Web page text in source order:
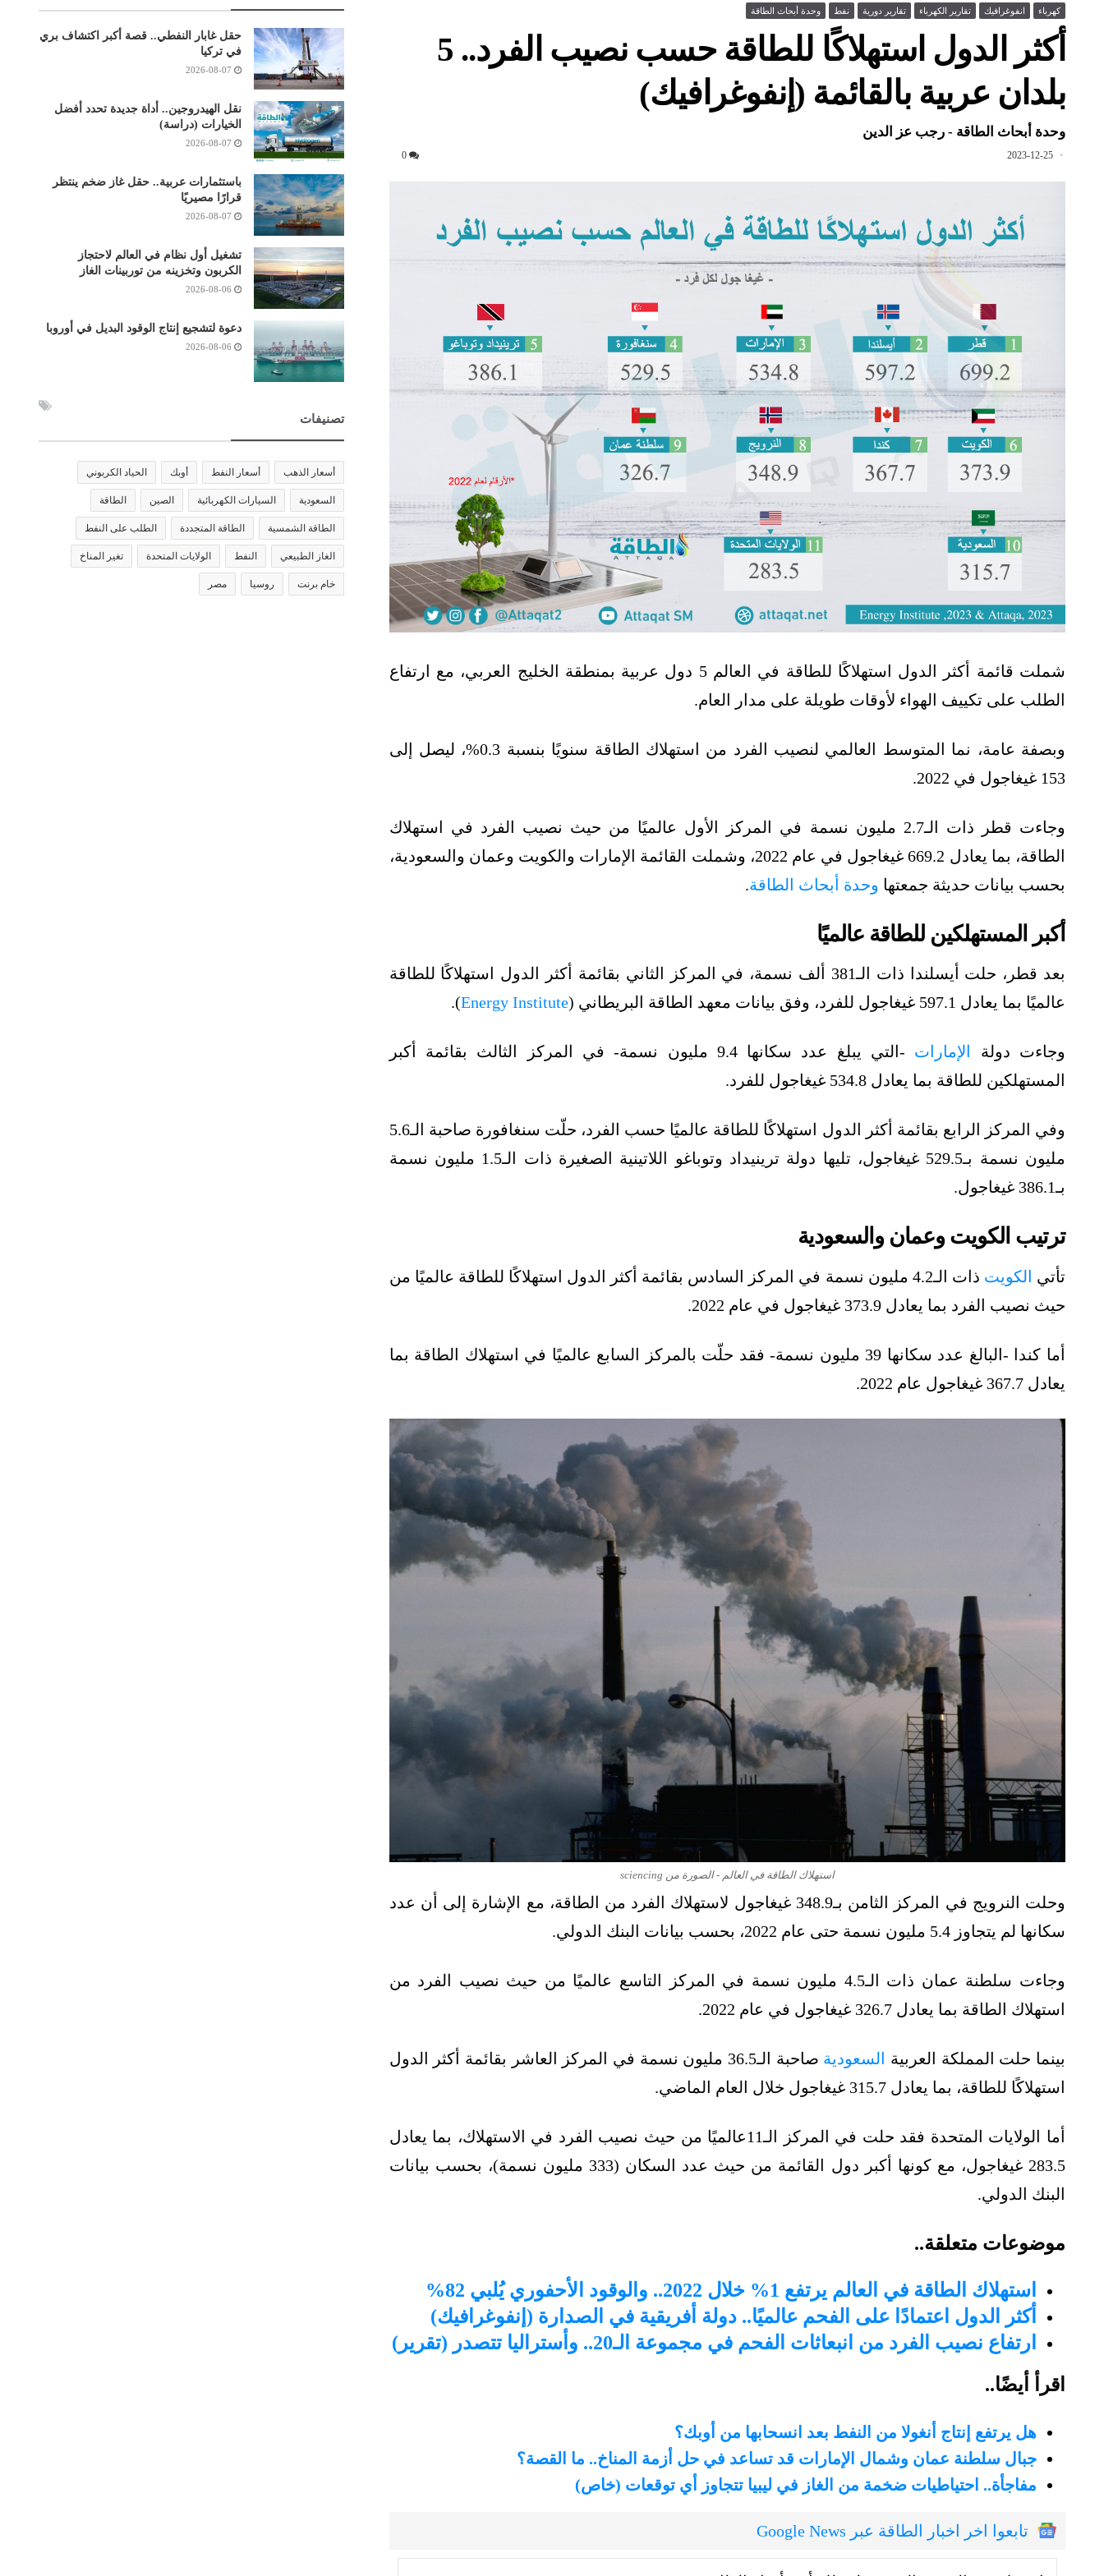
كهرباء انفوغرافيك تقارير الكهرباء تقارير دورية نفط وحدة أبحاث الطاقة
أكثر الدول استهلاكًا للطاقة حسب نصيب الفرد.. 5
بلدان عربية بالقائمة (إنفوغرافيك)
وحدة أبحاث الطاقة - رجب عز الدين
2023-12-25
0
شملت قائمة أكثر الدول استهلاكًا للطاقة في العالم 5 دول عربية بمنطقة الخليج العربي، مع ارتفاع
الطلب على تكييف الهواء لأوقات طويلة على مدار العام.
وبصفة عامة، نما المتوسط العالمي لنصيب الفرد من استهلاك الطاقة سنويًا بنسبة 0.3%، ليصل إلى
153 غيغاجول في 2022.
وجاءت قطر ذات الـ2.7 مليون نسمة في المركز الأول عالميًا من حيث نصيب الفرد في استهلاك
الطاقة، بما يعادل 669.2 غيغاجول في عام 2022، وشملت القائمة الإمارات والكويت وعمان والسعودية،
بحسب بيانات حديثة جمعتها وحدة أبحاث الطاقة.
أكبر المستهلكين للطاقة عالميًا
بعد قطر، حلت أيسلندا ذات الـ381 ألف نسمة، في المركز الثاني بقائمة أكثر الدول استهلاكًا للطاقة
عالميًا بما يعادل 597.1 غيغاجول للفرد، وفق بيانات معهد الطاقة البريطاني (
Energy Institute
).
وجاءت دولة الإمارات
-التي يبلغ عدد سكانها 9.4 مليون نسمة- في المركز الثالث بقائمة أكبر
المستهلكين للطاقة بما يعادل 534.8 غيغاجول للفرد.
وفي المركز الرابع بقائمة أكثر الدول استهلاكًا للطاقة عالميًا حسب الفرد، حلّت سنغافورة صاحبة الـ5.6
مليون نسمة بـ529.5 غيغاجول، تليها دولة ترينيداد وتوباغو اللاتينية الصغيرة ذات الـ1.5 مليون نسمة
بـ386.1 غيغاجول.
ترتيب الكويت وعمان والسعودية
تأتي الكويت
ذات الـ4.2 مليون نسمة في المركز السادس بقائمة أكثر الدول استهلاكًا للطاقة عالميًا من
حيث نصيب الفرد بما يعادل 373.9 غيغاجول في عام 2022.
أما كندا -البالغ عدد سكانها 39 مليون نسمة- فقد حلّت بالمركز السابع عالميًا في استهلاك الطاقة بما
يعادل 367.7 غيغاجول عام 2022.
استهلاك الطاقة في العالم - الصورة من sciencing
وحلت النرويج في المركز الثامن بـ348.9 غيغاجول لاستهلاك الفرد من الطاقة، مع الإشارة إلى أن عدد
سكانها لم يتجاوز 5.4 مليون نسمة حتى عام 2022، بحسب بيانات البنك الدولي.
وجاءت سلطنة عمان ذات الـ4.5 مليون نسمة في المركز التاسع عالميًا من حيث نصيب الفرد من
استهلاك الطاقة بما يعادل 326.7 غيغاجول في عام 2022.
بينما حلت المملكة العربية السعودية
صاحبة الـ36.5 مليون نسمة في المركز العاشر بقائمة أكثر الدول
استهلاكًا للطاقة، بما يعادل 315.7 غيغاجول خلال العام الماضي.
أما الولايات المتحدة فقد حلت في المركز الـ11عالميًا من حيث نصيب الفرد في الاستهلاك، بما يعادل
283.5 غيغاجول، مع كونها أكبر دول القائمة من حيث عدد السكان (333 مليون نسمة)، بحسب بيانات
البنك الدولي.
موضوعات متعلقة..
استهلاك الطاقة في العالم يرتفع 1% خلال 2022.. والوقود الأحفوري يُلبي 82%
أكثر الدول اعتمادًا على الفحم عالميًا.. دولة أفريقية في الصدارة (إنفوغرافيك)
ارتفاع نصيب الفرد من انبعاثات الفحم في مجموعة الـ20.. وأستراليا تتصدر (تقرير)
اقرأ أيضًا..
هل يرتفع إنتاج أنغولا من النفط بعد انسحابها من أوبك؟
جبال سلطنة عمان وشمال الإمارات قد تساعد في حل أزمة المناخ.. ما القصة؟
مفاجأة.. احتياطيات ضخمة من الغاز في ليبيا تتجاوز أي توقعات (خاص)
تابعوا اخر اخبار الطاقة عبر Google News
حقل غابار النفطي.. قصة أكبر اكتشاف بري
في تركيا
2026-08-07
نقل الهيدروجين.. أداة جديدة تحدد أفضل
الخيارات (دراسة)
2026-08-07
باستثمارات عربية.. حقل غاز ضخم ينتظر
قرارًا مصيريًا
2026-08-07
تشغيل أول نظام في العالم لاحتجاز
الكربون وتخزينه من توربينات الغاز
2026-08-06
دعوة لتشجيع إنتاج الوقود البديل في أوروبا
2026-08-06
تصنيفات
أسعار الذهب أسعار النفط أوبك الحياد الكربوني
السعودية السيارات الكهربائية الصين الطاقة
الطاقة الشمسية الطاقة المتجددة الطلب على النفط
الغاز الطبيعي النفط الولايات المتحدة تغير المناخ
خام برنت روسيا مصر